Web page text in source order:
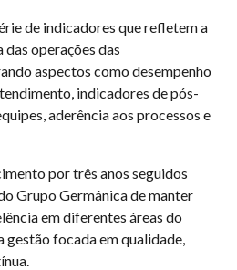
de indicadores que refletem a
operações das
aspectos como desempenho
indicadores de pós-
aderência aos processos e
por três anos seguidos
Grupo Germânica de manter
em diferentes áreas do
gestão focada em qualidade,